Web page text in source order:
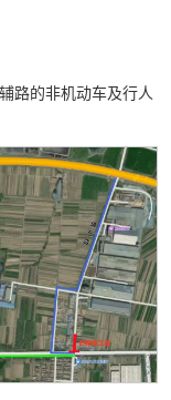
路的非机动车及行人